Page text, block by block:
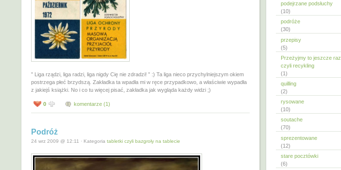
” Liga rządzi, liga radzi, liga nigdy Cię nie zdradzi! ” :) Ta liga nieco przychylniejszym okiem
postrzega płeć brzydszą. Zakładka ta wpadła mi w ręce przypadkowo, a właściwie wypadła
z jakiejś książki. No i co tu więcej pisać, zakładka jak wygląda każdy widzi ;)
0 komentarze (1)
Podróż
24 wrz 2009 @ 12:11 · Kategoria tabletki czyli bazgroły na tablecie
podejrzane podsłuchy
(10)
podróże
(30)
przepisy
(5)
Przeżyjmy to jeszcze raz,
czyli recykling
(1)
quilling
(2)
rysowane
(10)
soutache
(70)
sprezentowane
(12)
stare pocztówki
(6)